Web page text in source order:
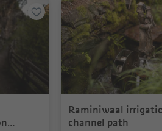
Raminiwaal
channel path